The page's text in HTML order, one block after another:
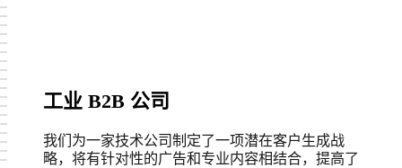
工业 B2B 公司
我们为一家技术公司制定了一项潜在客户生成战
略，将有针对性的广告和专业内容相结合，提高了